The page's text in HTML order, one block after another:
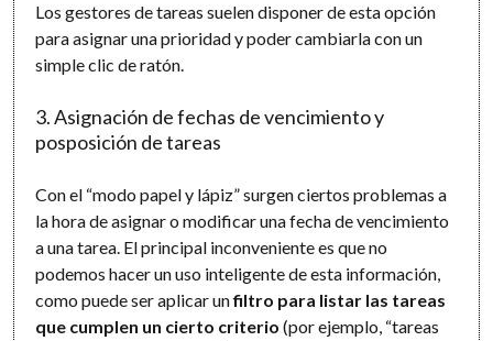
Los gestores de tareas suelen disponer de esta opción
para asignar una prioridad y poder cambiarla con un
simple clic de ratón.
3. Asignación de fechas de vencimiento y
posposición de tareas
Con el “modo papel y lápiz” surgen ciertos problemas a
la hora de asignar o modificar una fecha de vencimiento
a una tarea. El principal inconveniente es que no
podemos hacer un uso inteligente de esta información,
como puede ser aplicar unfiltro para listar las tareas
que cumplen un cierto criterio (por ejemplo, “tareas